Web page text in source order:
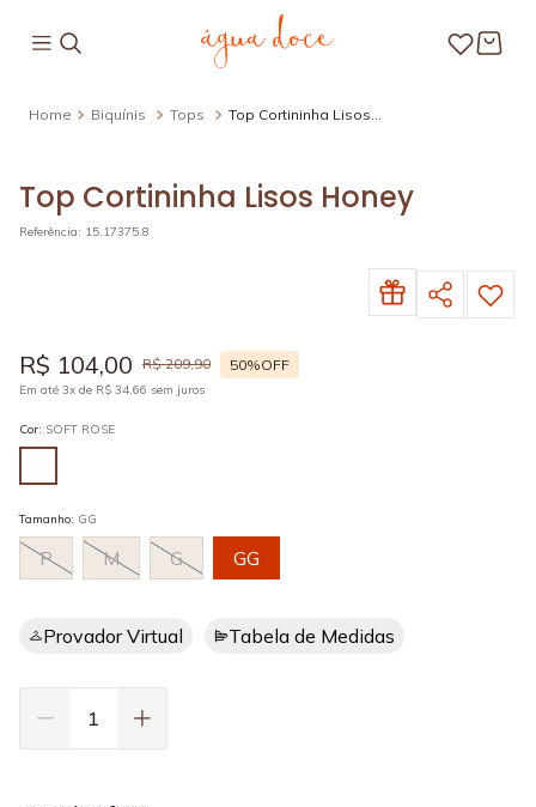
Biquínis Tops
Top Cortininha Lisos
Top Cortininha Lisos Honey
Referência: 15.17375.8
R$ 104,00 R$ 209,90 50%OFF
Em até 3x de R$ 34,66 sem juros
Cor: SOFT ROSE
Tamanho: GG
P M G GG
Provador Virtual Tabela de Medidas